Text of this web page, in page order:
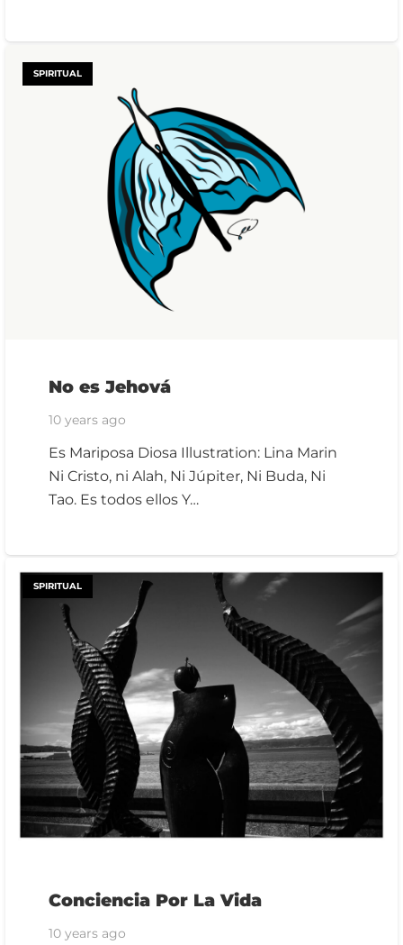
SPIRITUAL
No es Jehová
10 years ago
Es Mariposa Diosa Illustration: Lina Marin
Ni Cristo, ni Alah, Ni Júpiter, Ni Buda, Ni
Tao. Es todos ellos Y…
SPIRITUAL
Conciencia Por La Vida
10 years ago